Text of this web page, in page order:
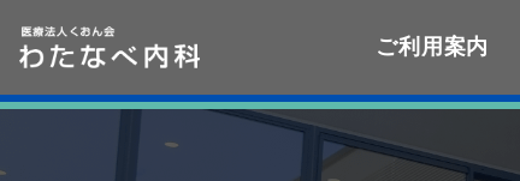
Skip
the
Skip
the
ご利用案内